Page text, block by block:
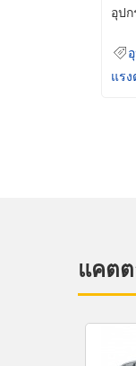
อุป
แรง
แคต